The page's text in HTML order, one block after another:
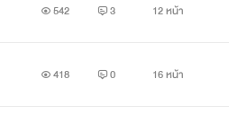
542 3 12 หน้า
418 0 16 หน้า